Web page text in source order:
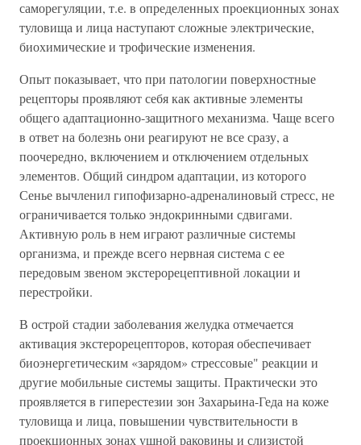
саморегуляции, т.е. в определенных проекционных зонах
туловища и лица наступают сложные электрические,
биохимические и трофические изменения.
Опыт показывает, что при патологии поверхностные
рецепторы проявляют себя как активные элементы
общего адаптационно-защитного механизма. Чаще всего
в ответ на болезнь они реагируют не все сразу, а
поочередно, включением и отключением отдельных
элементов. Общий синдром адаптации, из которого
Сенье вычленил гипофизарно-адреналиновый стресс, не
ограничивается только эндокринными сдвигами.
Активную роль в нем играют различные системы
организма, и прежде всего нервная система с ее
передовым звеном экстерорецептивной локации и
перестройки.
В острой стадии заболевания желудка отмечается
активация экстерорецепторов, которая обеспечивает
биоэнергетическим «зарядом» стрессовые" реакции и
другие мобильные системы защиты. Практически это
проявляется в гиперестезии зон Захарьина-Геда на коже
туловища и лица, повышении чувствительности в
проекционных зонах ушной раковины и слизистой